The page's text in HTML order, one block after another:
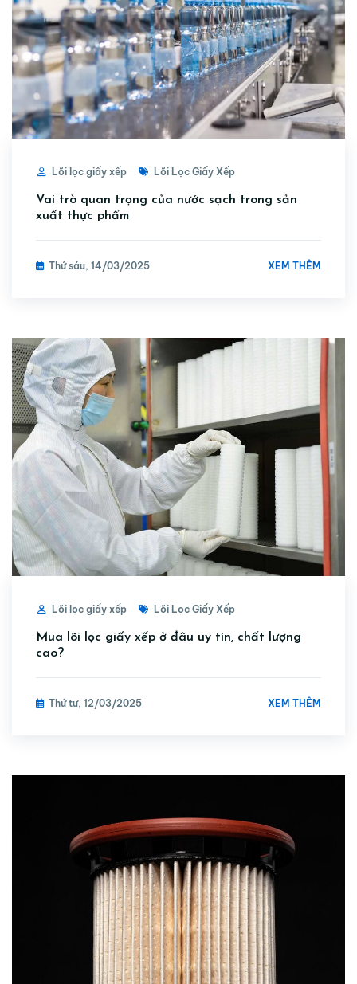
Lõi lọc giấy xếp Lõi Lọc Giấy Xếp
Vai trò quan trọng của nước sạch trong sản
xuất thực phẩm
Thứ sáu, 14/03/2025 XEM THÊM
Lõi lọc giấy xếp Lõi Lọc Giấy Xếp
Mua lõi lọc giấy xếp ở đâu uy tín, chất lượng
cao?
Thứ tư, 12/03/2025 XEM THÊM